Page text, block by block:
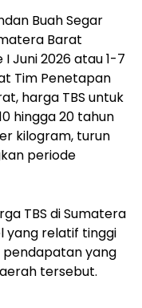
Buah Segar
Barat
Juni 2026 atau1-7
Tim Penetapan
harga TBS untuk
hingga 20 tahun
kilogram, turun
periode
TBS di Sumatera
yang relatif tinggi
yang
tersebut.